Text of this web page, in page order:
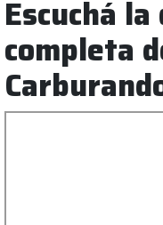
Escuchá
completa